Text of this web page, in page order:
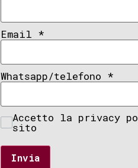
Email *
Whatsapp/telefono *
Accetto la privacy
sito
Invia